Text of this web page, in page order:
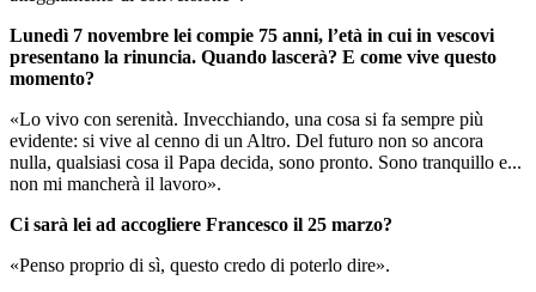
Lunedì 7 novembre lei compie 75 anni, l’età in cui in vescovi
presentano la rinuncia. Quando lascerà? E come vive questo
momento?
«Lo vivo con serenità. Invecchiando, una cosa si fa sempre più
evidente: si vive al cenno di un Altro. Del futuro non so ancora
nulla, qualsiasi cosa il Papa decida, sono pronto. Sono tranquillo e...
non mi mancherà il lavoro».
Ci sarà lei ad accogliere Francesco il 25 marzo?
«Penso proprio di sì, questo credo di poterlo dire».